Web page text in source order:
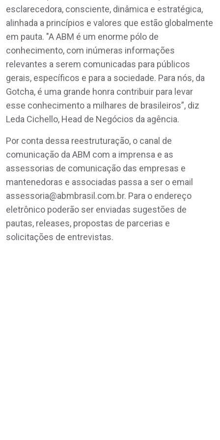
esclarecedora, consciente, dinâmica e estratégica,
alinhada a princípios e valores que estão globalmente
em pauta. "A ABM é um enorme pólo de
conhecimento, com inúmeras informações
relevantes a serem comunicadas para públicos
gerais, específicos e para a sociedade. Para nós, da
Gotcha, é uma grande honra contribuir para levar
esse conhecimento a milhares de brasileiros”, diz
Leda Cichello, Head de Negócios da agência.
Por conta dessa reestruturação, o canal de
comunicação da ABM com a imprensa e as
assessorias de comunicação das empresas e
mantenedoras e associadas passa a ser o email
assessoria@abmbrasil.com.br. Para o endereço
eletrônico poderão ser enviadas sugestões de
pautas, releases, propostas de parcerias e
solicitações de entrevistas.